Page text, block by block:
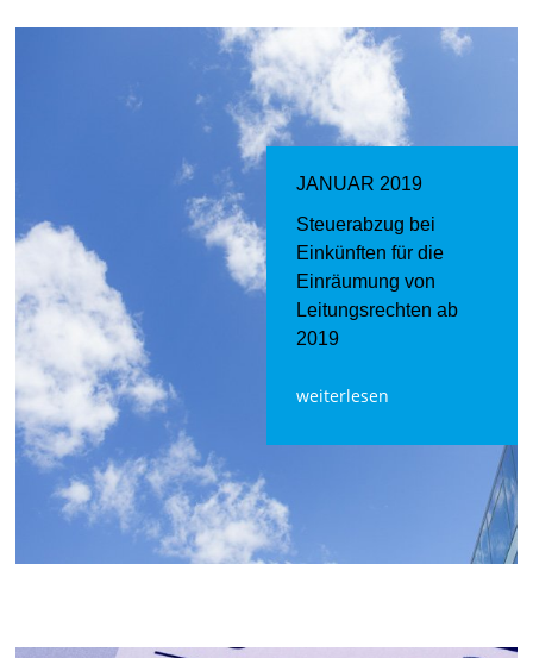
JANUAR 2019
Steuerabzug bei
Einkünften für die
Einräumung von
Leitungsrechten ab
2019
weiterlesen